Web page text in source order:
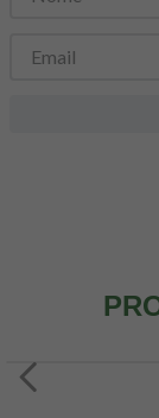
8º snack
9 psyllium